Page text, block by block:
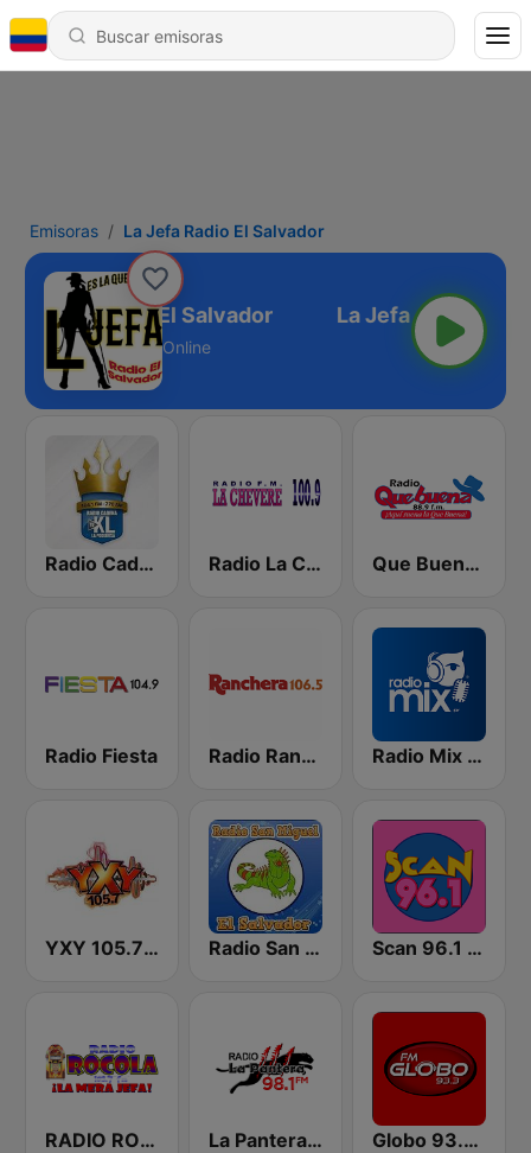
Emisoras La Jefa Radio El Salvador
La Jefa Radio El Salvador
Online
Radio Cadena YSKL La Poderosa Radio La Chevere 100.9 FM Que Buena 88.9 FM
Radio Fiesta Radio Ranchera El Salvador Radio Mix El Salvador
YXY 105.7 FM Radio San Miguel El Salvador Scan 96.1 FM
RADIO ROCOLA 103.7 FM La Pantera 98.1 FM Globo 93.3 FM